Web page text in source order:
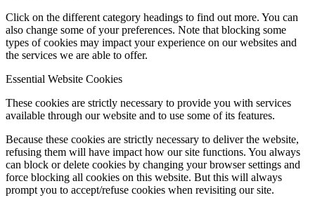
Click on the different category headings to find out more. You can
also change some of your preferences. Note that blocking some
types of cookies may impact your experience on our websites and
the services we are able to offer.
Essential Website Cookies
These cookies are strictly necessary to provide you with services
available through our website and to use some of its features.
Because these cookies are strictly necessary to deliver the website,
refusing them will have impact how our site functions. You always
can block or delete cookies by changing your browser settings and
force blocking all cookies on this website. But this will always
prompt you to accept/refuse cookies when revisiting our site.